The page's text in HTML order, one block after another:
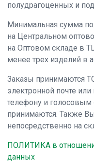
полудрагоценных и
Минимальная сумма
на Центральном
на Оптовом складе в
менее трех изделий в
Заказы принимаются
электронной почте
телефону и
принимаются. Также
непосредственно на
ПОЛИТИКА в
данных